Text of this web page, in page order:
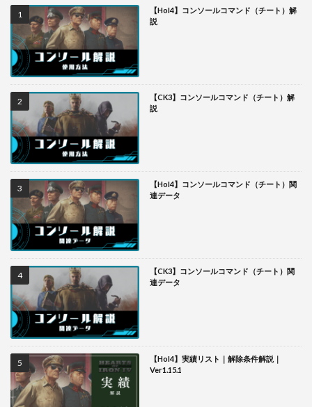
【HoI4】コンソールコマンド（チート）解
説
【CK3】コンソールコマンド（チート）解
説
【HoI4】コンソールコマンド（チート）関
連データ
【CK3】コンソールコマンド（チート）関
連データ
【HoI4】実績リスト｜解除条件解説｜
Ver1.15.1